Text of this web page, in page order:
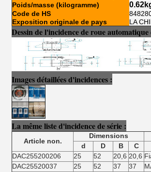
Poids/masse (kilogramme)
Code de HS
Exposition originale de pays
LA
Dessin de l'incidence de roue automatique
Images détaillées d'incidences :
La même liste d'incidence de série :
Article non.
Dimensions
d
D B
C
DAC255200206
25 52 20,6 20,6
DAC25520037
25 52 37 37